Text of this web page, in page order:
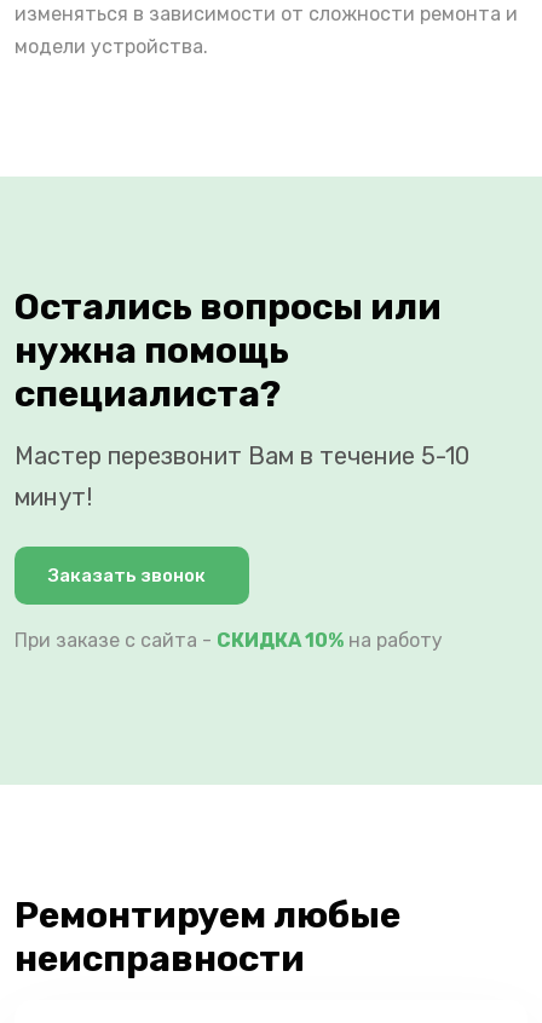
изменяться в зависимости от сложности ремонта и
модели устройства.
Остались вопросы или
нужна помощь
специалиста?
Мастер перезвонит Вам в течение 5-10
минут!
Заказать звонок
При заказе с сайта - СКИДКА 10% на работу
Ремонтируем любые
неисправности